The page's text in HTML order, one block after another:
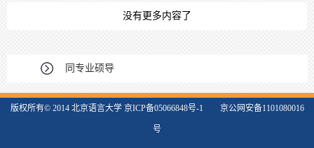
没有更多内容了
同专业硕导
版权所有© 2014 北京语言大学 京ICP备05066848号-1 京公网安备1101080016
号